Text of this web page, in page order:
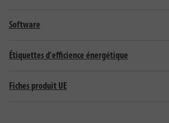
Software
Étiquettes d'efficience énergétique
Fiches produit UE